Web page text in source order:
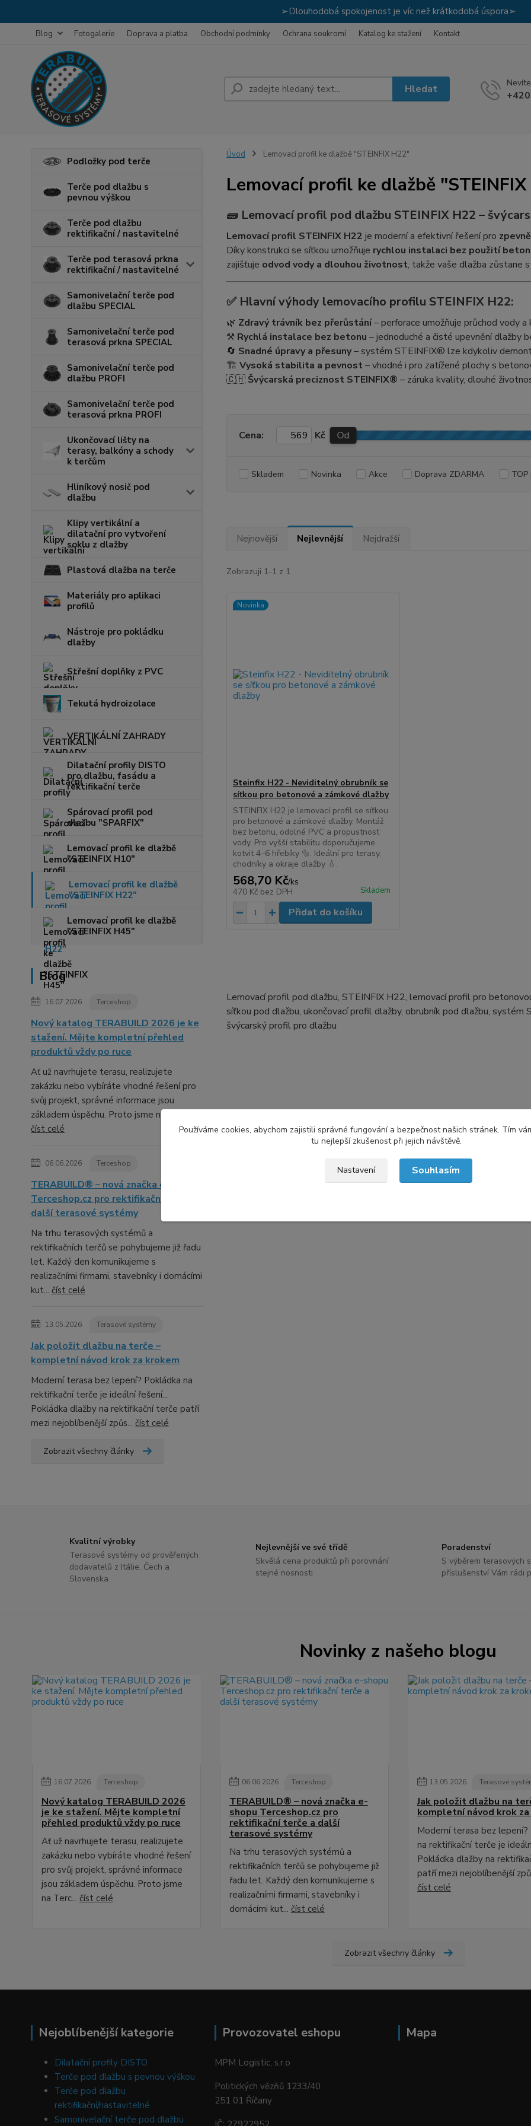
➢Dlouhodobá spokojenost je víc než krátkodobá úspora➢
Blog Fotogalerie Doprava a platba Obchodní podmínky Ochrana soukromí Katalog ke stažení Kontakt
Hledat
Podložky pod terče
Terče pod dlažbu s
pevnou výškou
Terče pod dlažbu
rektifikační / nastavitelné
Terče pod terasová prkna
rektifikační / nastavitelné
Samonivelační terče pod
dlažbu SPECIAL
Samonivelační terče pod
terasová prkna SPECIAL
Samonivelační terče pod
dlažbu PROFI
Samonivelační terče pod
terasová prkna PROFI
Ukončovací lišty na
terasy, balkóny a schody
k terčům
Hliníkový nosič pod
dlažbu
Klipy vertikální a
dilatační pro vytvoření
soklu z dlažby
Plastová dlažba na terče
Materiály pro aplikaci
profilů
Nástroje pro pokládku
dlažby
Střešní doplňky z PVC
Tekutá hydroizolace
VERTIKÁLNÍ ZAHRADY
Dilatační profily DISTO
pro dlažbu, fasádu a
rektifikační terče
Spárovací profil pod
dlažbu "SPARFIX"
Lemovací profil ke dlažbě
"STEINFIX H10"
Lemovací profil ke dlažbě
"STEINFIX H22"
Lemovací profil ke dlažbě
"STEINFIX H45"
Blog
16.07.2026 Terceshop
Nový katalog TERABUILD 2026 je ke
stažení. Mějte kompletní přehled
produktů vždy po ruce
Ať už navrhujete terasu, realizujete
zakázku nebo vybíráte vhodné řešení pro
svůj projekt, správné informace jsou
základem úspěchu. Proto jsme na Terc...
číst celé
06.06.2026 Terceshop
TERABUILD® – nová značka e-shopu
Terceshop.cz pro rektifikační terče a
další terasové systémy
Na trhu terasových systémů a
rektifikačních terčů se pohybujeme již řadu
let. Každý den komunikujeme s
realizačními firmami, stavebníky i domácími
kut... číst celé
13.05.2026 Terasové systémy
Jak položit dlažbu na terče –
kompletní návod krok za krokem
Moderní terasa bez lepení? Pokládka na
rektifikační terče je ideální řešení...
Pokládka dlažby na rektifikační terče patří
mezi nejoblíbenější způs... číst celé
Zobrazit všechny články
Úvod Lemovací profil ke dlažbě "STEINFIX H22"
Lemovací profil ke dlažbě
🧱 Lemovací profil pod dlažbu STEINFIX H22 –
Lemovací profil STEINFIX H22 je moderní a efektivní řešení pro
Díky konstrukci se síťkou umožňuje rychlou instalaci bez použití
zajišťuje odvod vody a dlouhou životnost, takže vaše dlažba zůstane
✅ Hlavní výhody lemovacího profilu STEINFIX H22:
🌿 Zdravý trávník bez přerůstání– perforace umožňuje průchod vody
⚒️ Rychlá instalace bez betonu – jednoduché a čisté upevnění dlažby
🔄 Snadné úpravy a přesuny– systém STEINFIX® lze kdykoliv
🏗️ Vysoká stabilita a pevnost – vhodné i pro zatížené plochy s
🇨🇭 Švýcarská preciznost STEINFIX® – záruka kvality, dlouhé
Cena: Kč Od
Skladem Novinka Akce Doprava ZDARMA
Nejnovější Nejlevnější Nejdražší
Zobrazuji 1-1 z 1
Novinka
Steinfix H22 - Neviditelný obrubník se
síťkou pro betonové a zámkové dlažby
STEINFIX H22 je lemovací profil se síťkou
pro betonové a zámkové dlažby. Montáž
bez betonu, odolné PVC a propustnost
vody. Pro vyšší stabilitu doporučujeme
kotvit 4–6 hřebíky 🔩. Ideální pro terasy,
chodníky a okraje dlažby 💧.
568,70 Kč/ks
470 Kč bez DPH Skladem
Přidat do košíku
Lemovací profil pod dlažbu, STEINFIX H22, lemovací profil pro
síťkou pod dlažbu, ukončovací profil dlažby, obrubník pod dlažbu,
švýcarský profil pro dlažbu
Kvalitní výrobky
Terasové systémy od prověřených
dodavatelů z Itálie, Čech a
Slovenska
Nejlevnější ve své třídě
Skvělá cena produktů při porovnání
stejné nosnosti
Poradenství
S výběrem terasových
příslušenství Vám rádi
Novinky z našeho blogu
16.07.2026 Terceshop
Nový katalog TERABUILD 2026
je ke stažení. Mějte kompletní
přehled produktů vždy po ruce
Ať už navrhujete terasu, realizujete
zakázku nebo vybíráte vhodné řešení
pro svůj projekt, správné informace
jsou základem úspěchu. Proto jsme
na Terc... číst celé
06.06.2026 Terceshop
TERABUILD® – nová značka e-
shopu Terceshop.cz pro
rektifikační terče a další
terasové systémy
Na trhu terasových systémů a
rektifikačních terčů se pohybujeme již
řadu let. Každý den komunikujeme s
realizačními firmami, stavebníky i
domácími kut... číst celé
13.05.2026 Terasové
Jak položit dlažbu na
kompletní návod krok
Moderní terasa bez lepení?
na rektifikační terče je
Pokládka dlažby na
patří mezi nejoblíbenější
číst celé
Zobrazit všechny články
Nejoblíbenější kategorie
Dilatační profily DISTO
Terče pod dlažbu s pevnou výškou
Terče pod dlažbu
rektifikační/nastavitelné
Samonivelační terče pod dlažbu
Provozovatel eshopu
MPM Logistic, s.r.o
Politických vězňů 1233/40
251 01 Říčany
Mapa
Používáme cookies, abychom zajistili správné fungování a bezpečnost našich stránek. Tím
tu nejlepší zkušenost při jejich návštěvě.
Nastavení Souhlasím